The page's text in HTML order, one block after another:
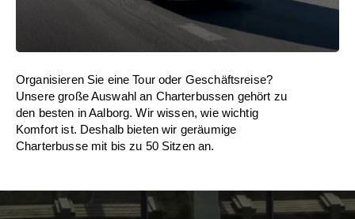
Organisieren Sie eine Tour oder Geschäftsreise?
Unsere große Auswahl an Charterbussen gehört zu
den besten in Aalborg. Wir wissen, wie wichtig
Komfort ist. Deshalb bieten wir geräumige
Charterbusse mit bis zu 50 Sitzen an.